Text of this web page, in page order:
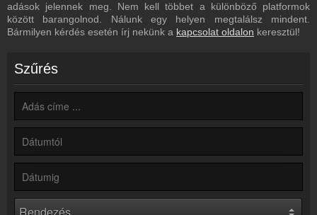
Hírek
InfoRádió kapcsolatos hírek
Írj nekünk!
Partnerek
Rádiós partnerek
Rádió beágyazás
Ágyazd be weboldaladba
Online rádió készítés
Készítés lépésről lépésre
adások jelennek meg. Nem kell többet a különböző platformok
között barangolnod. Nálunk egy helyen megtalálsz mindent.
Bármilyen kérdés esetén írj nekünk a kapcsolat oldalon keresztül!
Szűrés